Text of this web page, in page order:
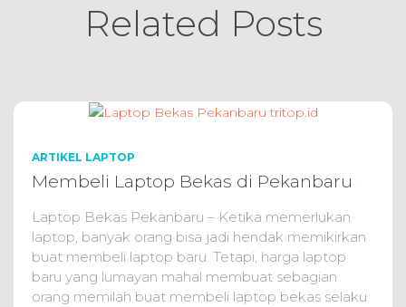
Related Posts
ARTIKEL LAPTOP
Membeli Laptop Bekas di Pekanbaru
Laptop Bekas Pekanbaru – Ketika memerlukan
laptop, banyak orang bisa jadi hendak memikirkan
buat membeli laptop baru. Tetapi, harga laptop
baru yang lumayan mahal membuat sebagian
orang memilah buat membeli laptop bekas selaku